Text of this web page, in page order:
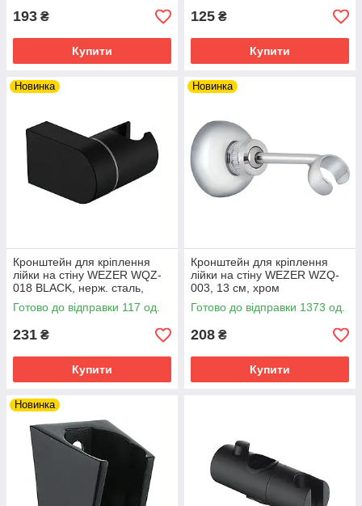
193 ₴
Купити
125 ₴
Купити
Новинка
Кронштейн для кріплення
лійки на стіну WEZER WQZ-
018 BLACK, нерж. сталь,
чорний
Готово до відправки 117 од.
231 ₴
Купити
Новинка
Кронштейн для кріплення
лійки на стіну WEZER WZQ-
003, 13 см, хром
Готово до відправки 1373 од.
208 ₴
Купити
Новинка